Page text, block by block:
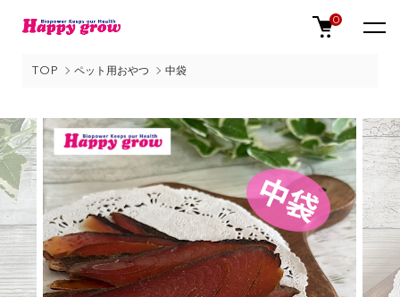
0
TOP ペット用おやつ 中袋